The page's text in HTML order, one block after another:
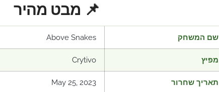
📌 מבט מהיר
שם המשחק Above Snakes
מפיץ Crytivo
תאריך שחרור May 25, 2023